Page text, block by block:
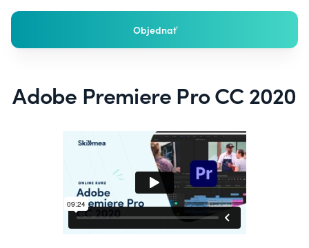
Objednať
Adobe Premiere Pro CC 2020